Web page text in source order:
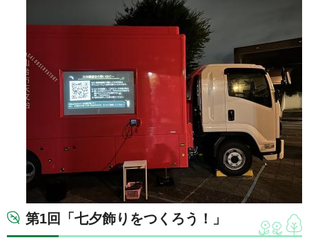
第1回「七夕飾りをつくろう！」